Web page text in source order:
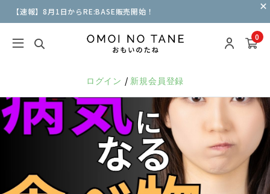
【速報】8月1日からRE:BASE販売開始！
0
ログイン / 新規会員登録